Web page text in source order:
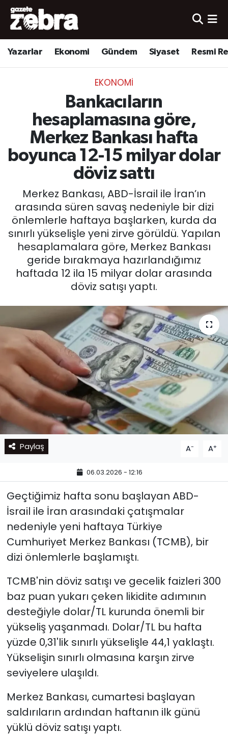
Yazarlar Ekonomi Gündem Siyaset Resmi
EKONOMI
Bankacıların
hesaplamasına göre,
Merkez Bankası hafta
boyunca 12-15 milyar dolar
döviz sattı
Merkez Bankası, ABD-İsrail ile İran’ın
arasında süren savaş nedeniyle bir dizi
önlemlerle haftaya başlarken, kurda da
sınırlı yükselişle yeni zirve görüldü. Yapılan
hesaplamalara göre, Merkez Bankası
geride bırakmaya hazırlandığımız
haftada 12 ila 15 milyar dolar arasında
döviz satışı yaptı.
Paylaş A- A+
06.03.2026 - 12:16
Geçtiğimiz hafta sonu başlayan ABD-
İsrail ile İran arasındaki çatışmalar
nedeniyle yeni haftaya Türkiye
Cumhuriyet Merkez Bankası (TCMB), bir
dizi önlemlerle başlamıştı.
TCMB'nin döviz satışı ve gecelik faizleri 300
baz puan yukarı çeken likidite adımının
desteğiyle dolar/TL kurunda önemli bir
yükseliş yaşanmadı. Dolar/TL bu hafta
yüzde 0,31'lik sınırlı yükselişle 44,1 yaklaştı.
Yükselişin sınırlı olmasına karşın zirve
seviyelere ulaşıldı.
Merkez Bankası, cumartesi başlayan
saldırıların ardından haftanın ilk günü
yüklü döviz satışı yaptı.
Yazarlar
Ekonomi
Yerel
Spor
Nöbetçi Eczaneler
Hava Durumu
Süper Lig Puan Durumu ve Fikstür
Tüm Manşetler
Son Dakika Haberleri
Haber Arşivi